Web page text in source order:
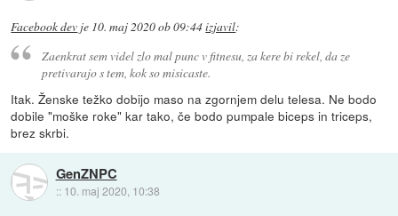
Facebook dev je 10. maj 2020 ob 09:44izjavil:
Zaenkrat sem videl zlo mal punc v fitnesu, za kere bi rekel, da ze
pretivarajo s tem, kok so misicaste.
Itak. Ženske težko dobijo maso na zgornjem delu telesa. Ne bodo
dobile "moške roke" kar tako, če bodo pumpale biceps in triceps,
brez skrbi.
GenZNPC
:: 10. maj 2020, 10:38